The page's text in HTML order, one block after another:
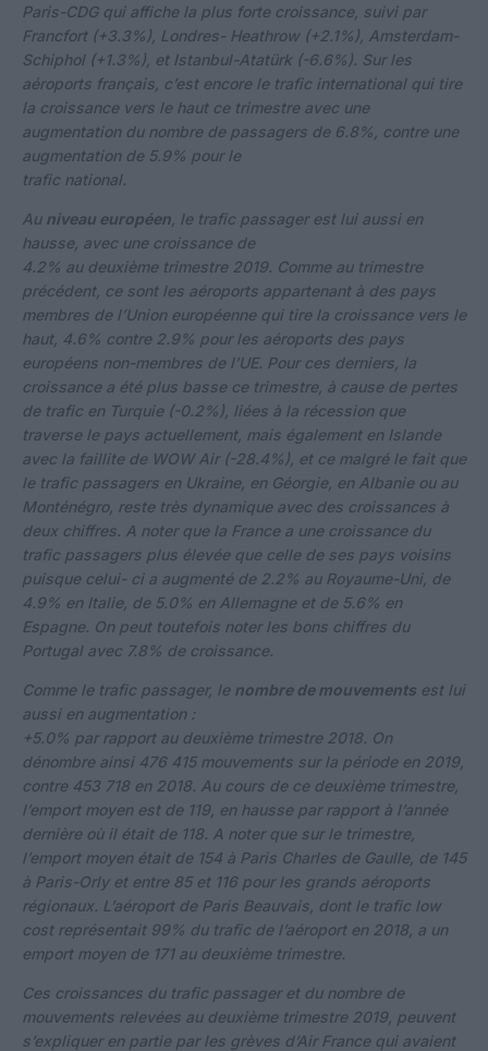
Paris-CDG qui affiche la plus forte croissance, suivi par
Francfort (+3.3%), Londres- Heathrow (+2.1%), Amsterdam-
Schiphol (+1.3%), et Istanbul-Atatürk (-6.6%). Sur les
aéroports français, c’est encore le trafic international qui tire
la croissance vers le haut ce trimestre avec une
augmentation du nombre de passagers de 6.8%, contre une
augmentation de 5.9% pour le
trafic national.
Au niveau européen , le trafic passager est lui aussi en
hausse, avec une croissance de
4.2% au deuxième trimestre 2019. Comme au trimestre
précédent, ce sont les aéroports appartenant à des pays
membres de l’Union européenne qui tire la croissance vers le
haut, 4.6% contre 2.9% pour les aéroports des pays
européens non-membres de l’UE. Pour ces derniers, la
croissance a été plus basse ce trimestre, à cause de pertes
de trafic en Turquie (-0.2%), liées à la récession que
traverse le pays actuellement, mais également en Islande
avec la faillite de WOW Air (-28.4%), et ce malgré le fait que
le trafic passagers en Ukraine, en Géorgie, en Albanie ou au
Monténégro, reste très dynamique avec des croissances à
deux chiffres. A noter que la France a une croissance du
trafic passagers plus élevée que celle de ses pays voisins
puisque celui- ci a augmenté de 2.2% au Royaume-Uni, de
4.9% en Italie, de 5.0% en Allemagne et de 5.6% en
Espagne. On peut toutefois noter les bons chiffres du
Portugal avec 7.8% de croissance.
Comme le trafic passager, le nombre de mouvements est lui
aussi en augmentation :
+5.0% par rapport au deuxième trimestre 2018. On
dénombre ainsi 476 415 mouvements sur la période en 2019,
contre 453 718 en 2018. Au cours de ce deuxième trimestre,
l’emport moyen est de 119, en hausse par rapport à l’année
dernière où il était de 118. A noter que sur le trimestre,
l’emport moyen était de 154 à Paris Charles de Gaulle, de 145
à Paris-Orly et entre 85 et 116 pour les grands aéroports
régionaux. L’aéroport de Paris Beauvais, dont le trafic low
cost représentait 99% du trafic de l’aéroport en 2018, a un
emport moyen de 171 au deuxième trimestre.
Ces croissances du trafic passager et du nombre de
mouvements relevées au deuxième trimestre 2019, peuvent
s’expliquer en partie par les grèves d’Air France qui avaient